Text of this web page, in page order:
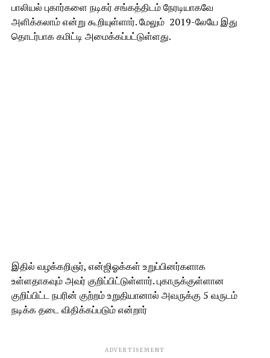
பாலியல் புகார்களை நடிகர் சங்கத்திடம் நேரடியாகவே
அளிக்கலாம் என்று கூறியுள்ளார். மேலும் 2019-லேயே இது
தொடர்பாக கமிட்டி அமைக்கப்பட்டுள்ளது.
இதில் வழக்கறிஞர், என்ஜிஓக்கள் உறுப்பினர்களாக
உள்ளதாகவும் அவர் குறிப்பிட்டுள்ளார். புகாருக்குள்ளான
குறிப்பிட்ட நபரின் குற்றம் உறுதியானால் அவருக்கு 5 வருடம்
நடிக்க தடை விதிக்கப்படும் என்றார்
ADVERTISEMENT